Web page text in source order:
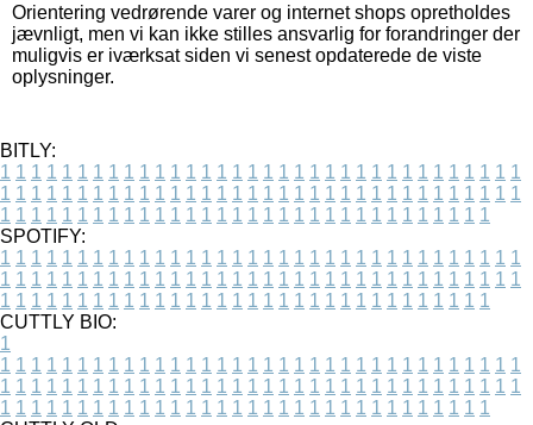
Orientering vedrørende varer og internet shops opretholdes
jævnligt, men vi kan ikke stilles ansvarlig for forandringer der
muligvis er iværksat siden vi senest opdaterede de viste
oplysninger.
BITLY:
1 1 1 1 1 1 1 1 1 1 1 1 1 1 1 1 1 1 1 1 1 1 1 1 1 1 1 1 1 1 1 1 1 1
1 1 1 1 1 1 1 1 1 1 1 1 1 1 1 1 1 1 1 1 1 1 1 1 1 1 1 1 1 1 1 1 1 1
1 1 1 1 1 1 1 1 1 1 1 1 1 1 1 1 1 1 1 1 1 1 1 1 1 1 1 1 1 1 1 1
SPOTIFY:
1 1 1 1 1 1 1 1 1 1 1 1 1 1 1 1 1 1 1 1 1 1 1 1 1 1 1 1 1 1 1 1 1 1
1 1 1 1 1 1 1 1 1 1 1 1 1 1 1 1 1 1 1 1 1 1 1 1 1 1 1 1 1 1 1 1 1 1
1 1 1 1 1 1 1 1 1 1 1 1 1 1 1 1 1 1 1 1 1 1 1 1 1 1 1 1 1 1 1 1
CUTTLY BIO:
1
1 1 1 1 1 1 1 1 1 1 1 1 1 1 1 1 1 1 1 1 1 1 1 1 1 1 1 1 1 1 1 1 1 1
1 1 1 1 1 1 1 1 1 1 1 1 1 1 1 1 1 1 1 1 1 1 1 1 1 1 1 1 1 1 1 1 1 1
1 1 1 1 1 1 1 1 1 1 1 1 1 1 1 1 1 1 1 1 1 1 1 1 1 1 1 1 1 1 1 1